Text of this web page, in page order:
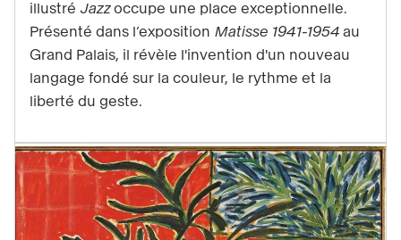
contempler
en
musique
l’exposition
Matisse
1941-
1954
illustré Jazzoccupe une place exceptionnelle.
Présenté dans l’exposition Matisse 1941-1954 au
Grand Palais, il révèle l'invention d'un nouveau
langage fondé sur la couleur, le rythme et la
liberté du geste.